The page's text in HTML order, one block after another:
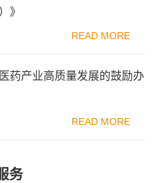
》
READ MORE
药产业高质量发展的鼓励办
READ MORE
务